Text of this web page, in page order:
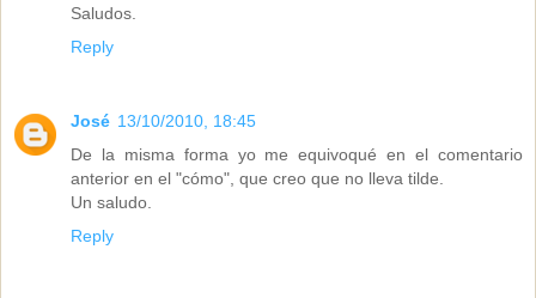
Saludos.
Reply
José 13/10/2010, 18:45
De la misma forma yo me equivoqué en el comentario
anterior en el "cómo", que creo que no lleva tilde.
Un saludo.
Reply